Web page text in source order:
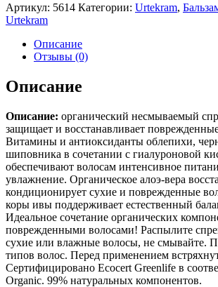
Артикул: 5614 Категории: Urtekram,
Urtekram
Описание
Отзывы (0)
Описание
Описание: органический несмываемый
защищает и восстанавливает
Витамины и антиоксиданты облепихи,
шиповника в сочетании с гиалуроновой
обеспечивают волосам интенсивное
увлажнение. Органическое алоэ-вера
кондиционирует сухие и поврежденные
коры ивы поддерживает естественный
Идеальное сочетание органических
поврежденными волосами! Распылите
сухие или влажные волосы, не смывайте.
типов волос. Перед применением
Сертифицировано Ecocert Greenlife в
Organic. 99% натуральных компонентов.